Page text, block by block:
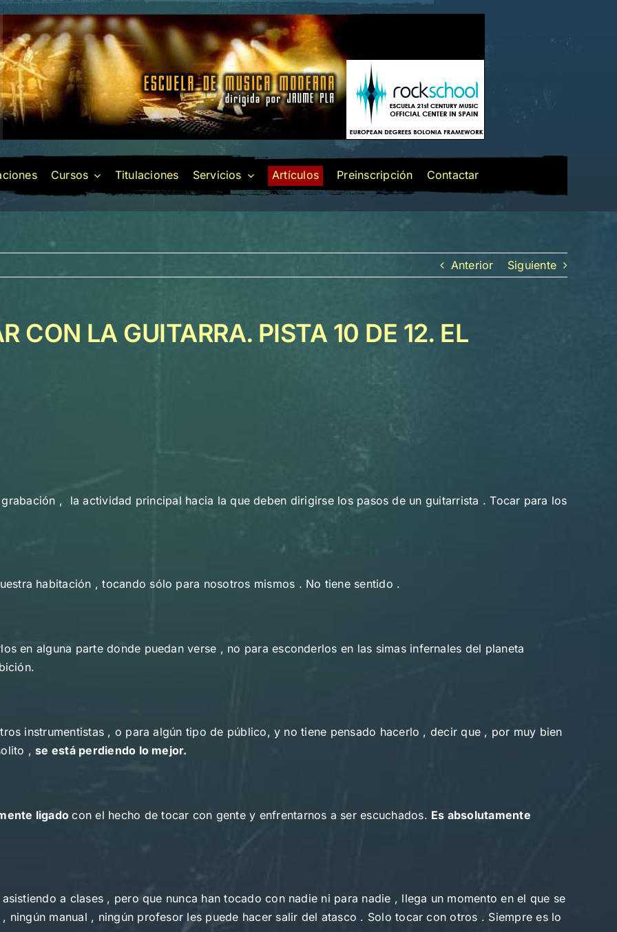
Cursos Titulaciones Servicios Artículos Preinscripción Contactar
Anterior Siguiente
CON LA GUITARRA. PISTA 10 DE 12. EL
, la actividad principal hacia la que deben dirigirse los pasos de un guitarrista . Tocar para los
habitación , tocando sólo para nosotros mismos . No tiene sentido .
en alguna parte donde puedan verse , no para esconderlos en las simas infernales del planeta
instrumentistas , o para algún tipo de público, y no tiene pensado hacerlo , decir que , por muy bien
,se está perdiendo lo mejor.
ligadocon el hecho de tocar con gente y enfrentarnos a ser escuchados. Es absolutamente
a clases , pero que nunca han tocado con nadie ni para nadie , llega un momento en el que se
ningún manual , ningún profesor les puede hacer salir del atasco . Solo tocar con otros . Siempre es lo